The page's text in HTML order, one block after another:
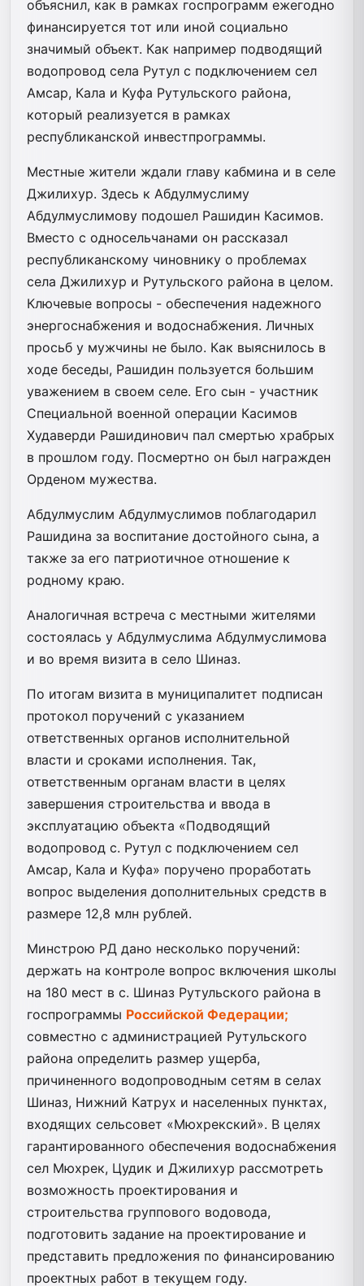
объяснил, как в рамках госпрограмм ежегодно
финансируется тот или иной социально
значимый объект. Как например подводящий
водопровод села Рутул с подключением сел
Амсар, Кала и Куфа Рутульского района,
который реализуется в рамках
республиканской инвестпрограммы.
Местные жители ждали главу кабмина и в селе
Джилихур. Здесь к Абдулмуслиму
Абдулмуслимову подошел Рашидин Касимов.
Вместо с односельчанами он рассказал
республиканскому чиновнику о проблемах
села Джилихур и Рутульского района в целом.
Ключевые вопросы - обеспечения надежного
энергоснабжения и водоснабжения. Личных
просьб у мужчины не было. Как выяснилось в
ходе беседы, Рашидин пользуется большим
уважением в своем селе. Его сын - участник
Специальной военной операции Касимов
Худаверди Рашидинович пал смертью храбрых
в прошлом году. Посмертно он был награжден
Орденом мужества.
Абдулмуслим Абдулмуслимов поблагодарил
Рашидина за воспитание достойного сына, а
также за его патриотичное отношение к
родному краю.
Аналогичная встреча с местными жителями
состоялась у Абдулмуслима Абдулмуслимова
и во время визита в село Шиназ.
По итогам визита в муниципалитет подписан
протокол поручений с указанием
ответственных органов исполнительной
власти и сроками исполнения. Так,
ответственным органам власти в целях
завершения строительства и ввода в
эксплуатацию объекта «Подводящий
водопровод с. Рутул с подключением сел
Амсар, Кала и Куфа» поручено проработать
вопрос выделения дополнительных средств в
размере 12,8 млн рублей.
Минстрою РД дано несколько поручений:
держать на контроле вопрос включения школы
на 180 мест в с. Шиназ Рутульского района в
госпрограммы Российской Федерации;
совместно с администрацией Рутульского
района определить размер ущерба,
причиненного водопроводным сетям в селах
Шиназ, Нижний Катрух и населенных пунктах,
входящих сельсовет «Мюхрекский». В целях
гарантированного обеспечения водоснабжения
сел Мюхрек, Цудик и Джилихур рассмотреть
возможность проектирования и
строительства группового водовода,
подготовить задание на проектирование и
представить предложения по финансированию
проектных работ в текущем году.